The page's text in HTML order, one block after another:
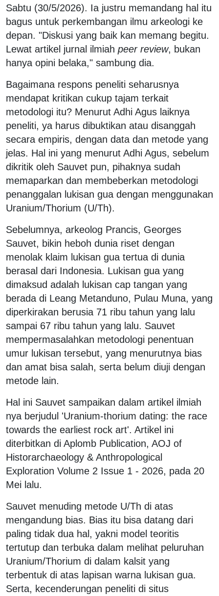
Sabtu (30/5/2026). Ia justru memandang hal itu
bagus untuk perkembangan ilmu arkeologi ke
depan. "Diskusi yang baik kan memang begitu.
Lewat artikel jurnal ilmiah peer review, bukan
hanya opini belaka," sambung dia.
Bagaimana respons peneliti seharusnya
mendapat kritikan cukup tajam terkait
metodologi itu? Menurut Adhi Agus laiknya
peneliti, ya harus dibuktikan atau disanggah
secara empiris, dengan data dan metode yang
jelas. Hal ini yang menurut Adhi Agus, sebelum
dikritik oleh Sauvet pun, pihaknya sudah
memaparkan dan membeberkan metodologi
penanggalan lukisan gua dengan menggunakan
Uranium/Thorium (U/Th).
Sebelumnya, arkeolog Prancis, Georges
Sauvet, bikin heboh dunia riset dengan
menolak klaim lukisan gua tertua di dunia
berasal dari Indonesia. Lukisan gua yang
dimaksud adalah lukisan cap tangan yang
berada di Leang Metanduno, Pulau Muna, yang
diperkirakan berusia 71 ribu tahun yang lalu
sampai 67 ribu tahun yang lalu. Sauvet
mempermasalahkan metodologi penentuan
umur lukisan tersebut, yang menurutnya bias
dan amat bisa salah, serta belum diuji dengan
metode lain.
Hal ini Sauvet sampaikan dalam artikel ilmiah
nya berjudul 'Uranium-thorium dating: the race
towards the earliest rock art'. Artikel ini
diterbitkan di Aplomb Publication, AOJ of
Historarchaeology & Anthropological
Exploration Volume 2 Issue 1 - 2026, pada 20
Mei lalu.
Sauvet menuding metode U/Th di atas
mengandung bias. Bias itu bisa datang dari
paling tidak dua hal, yakni model teoritis
tertutup dan terbuka dalam melihat peluruhan
Uranium/Thorium di dalam kalsit yang
terbentuk di atas lapisan warna lukisan gua.
Serta, kecenderungan peneliti di situs